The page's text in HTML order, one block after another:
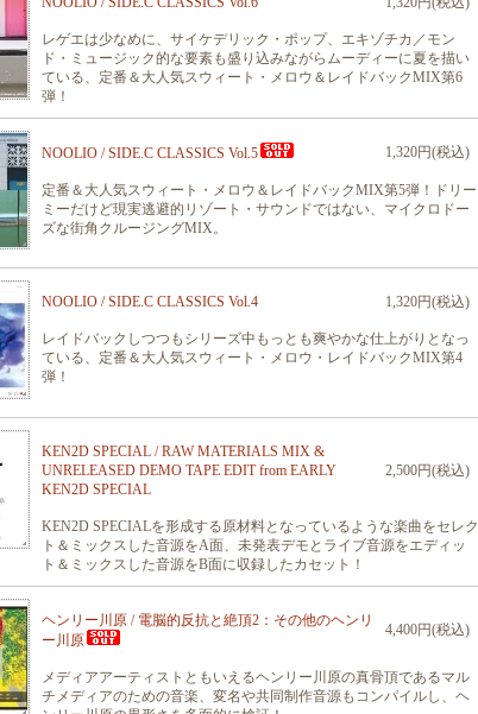
レゲエは少なめに、サイケデリック・ポップ、エキゾチカ／モン
ド・ミュージック的な要素も盛り込みながらムーディーに夏を描い
ている、定番＆大人気スウィート・メロウ＆レイドバックMIX第6
弾！
NOOLIO / SIDE.C CLASSICS Vol.5 1,320円(税込)
定番＆大人気スウィート・メロウ＆レイドバックMIX第5弾！ドリー
ミーだけど現実逃避的リゾート・サウンドではない、マイクロドー
ズな街角クルージングMIX。
NOOLIO / SIDE.C CLASSICS Vol.4 1,320円(税込)
レイドバックしつつもシリーズ中もっとも爽やかな仕上がりとなっ
ている、定番＆大人気スウィート・メロウ・レイドバックMIX第4
弾！
KEN2D SPECIAL / RAW MATERIALS MIX &
UNRELEASED DEMO TAPE EDIT from EARLY
KEN2D SPECIAL
2,500円(税込)
KEN2D SPECIALを形成する原材料となっているような楽曲をセレク
ト＆ミックスした音源をA面、未発表デモとライブ音源をエディッ
ト＆ミックスした音源をB面に収録したカセット！
ヘンリー川原 / 電脳的反抗と絶頂2：その他のヘンリ
ー川原
4,400円(税込)
メディアアーティストともいえるヘンリー川原の真骨頂であるマル
チメディアのための音楽、変名や共同制作音源もコンパイルし、ヘ